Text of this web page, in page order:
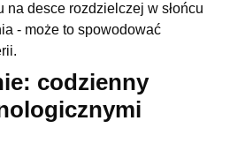
na desce rozdzielczej w słońcu
- może to spowodować
codzienny